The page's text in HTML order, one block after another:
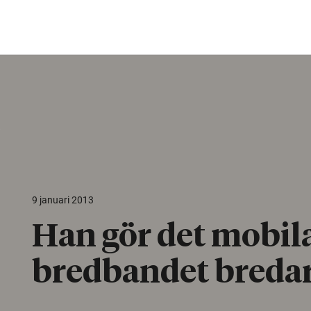
9 januari 2013
Han gör det
bredbandet